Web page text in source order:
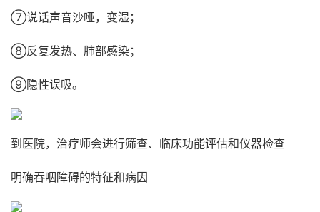
⑦说话声音沙哑，变湿；
⑧反复发热、肺部感染；
⑨隐性误吸。
到医院，治疗师会进行筛查、临床功能评估和仪器检查
明确吞咽障碍的特征和病因